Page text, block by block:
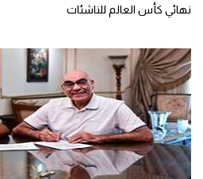
نهائي كأس العالم للناشئات